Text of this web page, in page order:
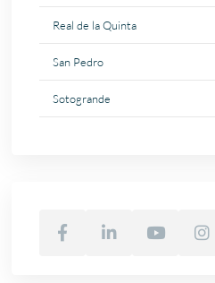
Real de la Quinta
San Pedro
Sotogrande